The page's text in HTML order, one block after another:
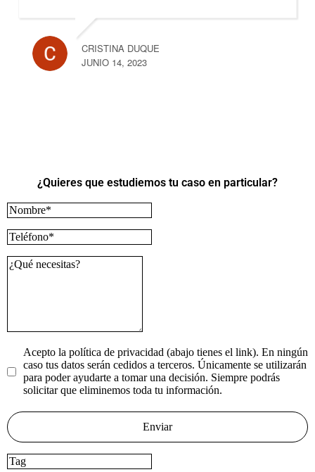
CRISTINA DUQUE
JUNIO 14, 2023
¿Quieres que estudiemos tu caso en particular?